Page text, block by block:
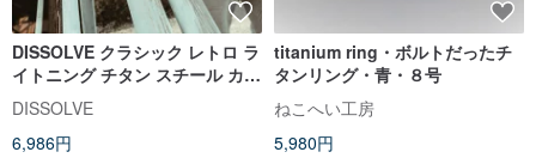
DISSOLVE クラシック レトロ ラ
イトニング チタン スチール カッ
プル リング II カスタム レタリン
グ II パーソナライズド ギフト セ
レクション
DISSOLVE
6,986円
titanium ring・ボルトだったチ
タンリング・青・８号
ねこへい工房
5,980円